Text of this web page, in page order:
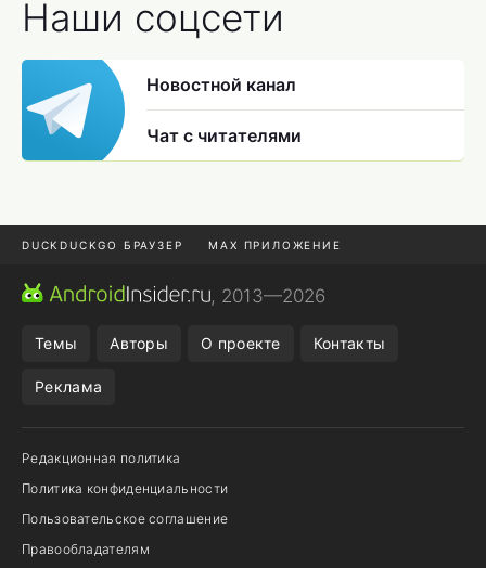
Наши соцсети
Новостной канал
Чат с читателями
DUCKDUCKGO БРАУЗЕР MAX ПРИЛОЖЕНИЕ
ПРИЛОЖЕНИЯ ANDROID
, 2013—2026
Темы Авторы О проекте Контакты
Реклама
Редакционная политика
Политика конфиденциальности
Пользовательское соглашение
Правообладателям